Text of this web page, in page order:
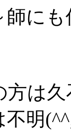
師に
方は
不明